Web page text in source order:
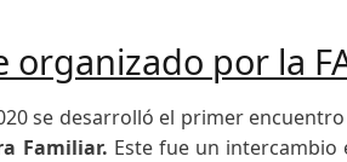
por la
se desarrolló el primer
Familiar. Este fue un intercambio